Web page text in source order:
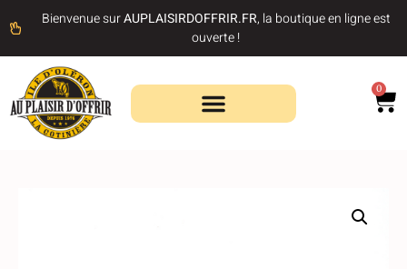
Bienvenue surAUPLAISIRDOFFRIR.FR, la boutique en ligne est
ouverte !
0